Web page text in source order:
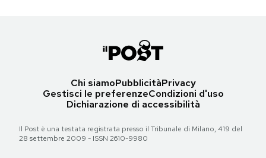
Chi siamoPubblicitàPrivacy
Gestisci le preferenzeCondizioni d'uso
Dichiarazione di accessibilità
Il Post è una testata registrata presso il Tribunale di Milano, 419 del
28 settembre 2009 - ISSN 2610-9980